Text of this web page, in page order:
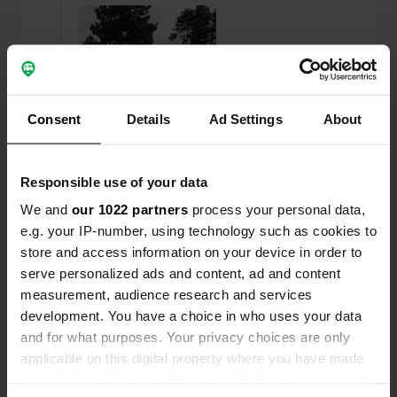
Consent Details Ad Settings About
Responsible use of your data
We and our 1022 partners process your personal data,
e.g. your IP-number, using technology such as cookies to
store and access information on your device in order to
serve personalized ads and content, ad and content
measurement, audience research and services
development. You have a choice in who uses your data
and for what purposes. Your privacy choices are only
applicable on this digital property where you have made
emplacement
— il y a plus de 6
ans